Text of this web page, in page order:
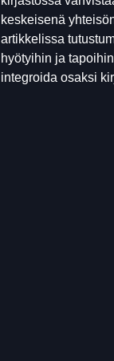
keskeisenä
artikkelissa
hyötyihin ja
integroida osaksi